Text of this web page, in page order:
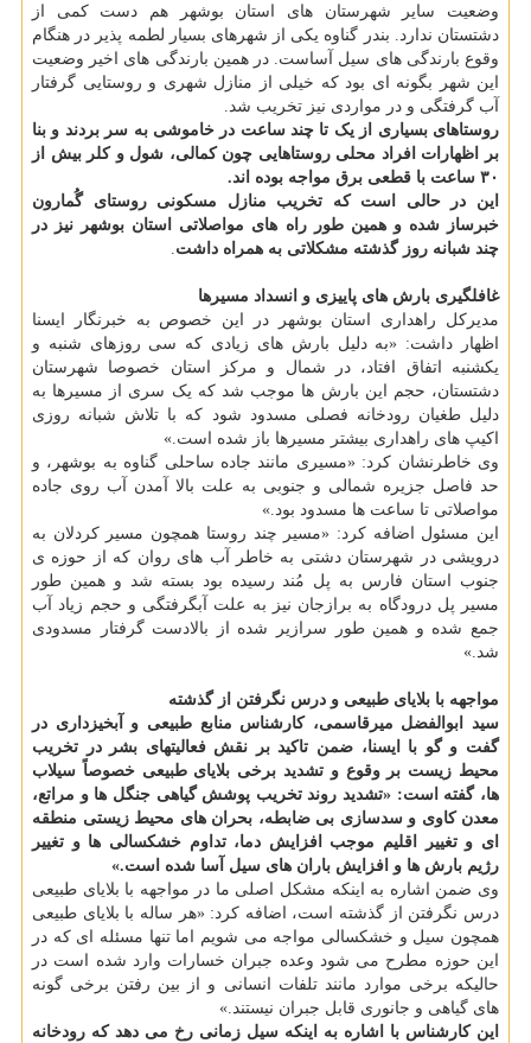
وضعیت سایر شهرستان های استان بوشهر هم دست کمی از
دشتستان ندارد. بندر گناوه یکی از شهرهای بسیار لطمه پذیر در هنگام
وقوع بارندگی های سیل آساست. در همین بارندگی های اخیر وضعیت
این شهر بگونه ای بود که خیلی از منازل شهری و روستایی گرفتار
آب گرفتگی و در مواردی نیز تخریب شد.
روستاهای بسیاری از یک تا چند ساعت در خاموشی به سر بردند و بنا
بر اظهارات افراد محلی روستاهایی چون کمالی، شول و کلر بیش از
۳۰ ساعت با قطعی برق مواجه بوده اند.
این در حالی است که تخریب منازل مسکونی روستای گُمارون
خبرساز شده و همین طور راه های مواصلاتی استان بوشهر نیز در
چند شبانه روز گذشته مشکلاتی به همراه داشت
غافلگیری بارش های پاییزی و انسداد مسیرها
مدیرکل راهداری استان بوشهر در این خصوص به خبرنگار ایسنا
اظهار داشت: «به دلیل بارش های زیادی که سی روزهای شنبه و
یکشنبه اتفاق افتاد، در شمال و مرکز استان خصوصا شهرستان
دشتستان، حجم این بارش ها موجب شد که یک سری از مسیرها به
دلیل طغیان رودخانه فصلی مسدود شود که با تلاش شبانه روزی
اکیپ های راهداری بیشتر مسیرها باز شده است.»
وی خاطرنشان کرد: «مسیری مانند جاده ساحلی گناوه به بوشهر، و
حد فاصل جزیره شمالی و جنوبی به علت بالا آمدن آب روی جاده
مواصلاتی تا ساعت ها مسدود بود.»
این مسئول اضافه کرد: «مسیر چند روستا همچون مسیر کردلان به
درویشی در شهرستان دشتی به خاطر آب های روان که از حوزه ی
جنوب استان فارس به پل مُند رسیده بود بسته شد و همین طور
مسیر پل درودگاه به برازجان نیز به علت آبگرفتگی و حجم زیاد آب
جمع شده و همین طور سرازیر شده از بالادست گرفتار مسدودی
شد.»
مواجهه با بلایای طبیعی و درس نگرفتن از گذشته
سید ابوالفضل میرقاسمی، کارشناس منابع طبیعی و آبخیزداری در
گفت و گو با ایسنا، ضمن تاکید بر نقش فعالیتهای بشر در تخریب
محیط زیست بر وقوع و تشدید برخی بلایای طبیعی خصوصاً سیلاب
ها، گفته است: «تشدید روند تخریب پوشش گیاهی جنگل ها و مراتع،
معدن کاوی و سدسازی بی ضابطه، بحران های محیط زیستی منطقه
ای و تغییر اقلیم موجب افزایش دما، تداوم خشکسالی ها و تغییر
رژیم بارش ها و افزایش باران های سیل آسا شده است.»
وی ضمن اشاره به اینکه مشکل اصلی ما در مواجهه با بلایای طبیعی
درس نگرفتن از گذشته است، اضافه کرد: «هر ساله با بلایای طبیعی
همچون سیل و خشکسالی مواجه می شویم اما تنها مسئله ای که در
این حوزه مطرح می شود وعده جبران خسارات وارد شده است در
حالیکه برخی موارد مانند تلفات انسانی و از بین رفتن برخی گونه
های گیاهی و جانوری قابل جبران نیستند.»
این کارشناس با اشاره به اینکه سیل زمانی رخ می دهد که رودخانه